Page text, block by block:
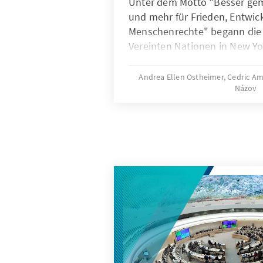
und mehr für Frieden,
Menschenrechte" begann
Vereinten Nationen in New
Nationen am 22. September
Multilaterale Dialog Genf der
Andrea Ellen Ostheimer, Cedric
Názov